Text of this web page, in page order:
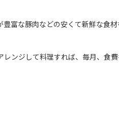
富な豚肉などの安くて新鮮な食
ンジして料理すれば、毎月、食